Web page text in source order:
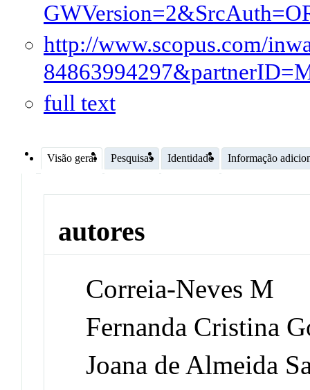
http://www.scopus.com/
full text
Visão geral Pesquisas Identidade Informação
autores
Correia-Neves M
Fernanda Cristina
Joana de Almeida